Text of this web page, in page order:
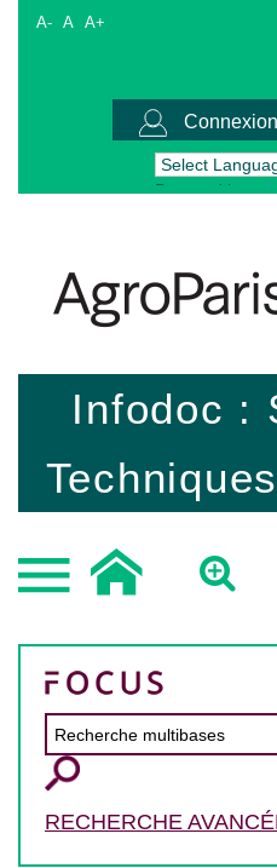
A- A A+
Powered by
Infodoc :
RECHERCHE